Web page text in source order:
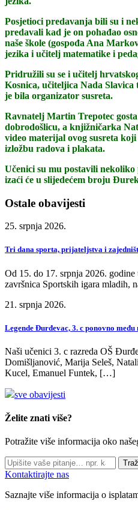
Posjetioci predavanja bili su i
predavali kad je on pohađao
naše škole (gospođa Ana
jezika i učitelj matematike i
Pridružili su se i učitelj
Kosnica, učiteljica Nada
je bila organizator susreta.
Ravnatelj Martin Trepotec
dobrodošlicu, a knjižničarka
video materijal ovog susreta
izložbu radova i plakata.
Učenici su mu postavili
izaći će u slijedećem broju
Ostale obavijesti
25. srpnja 2026.
Tri dana sporta, prijateljstva i
Od 15. do 17. srpnja 2026.
završnica Sportskih igara
21. srpnja 2026.
Legende Đurđevac, 3. c ponovno
Naši učenici 3. c razreda OŠ
Domišljanović, Marija Seleš,
Kucel, Emanuel Funtek, […]
sve obavijesti
Želite znati više?
Potražite više informacija oko
Kontaktirajte nas
Saznajte više informacija o